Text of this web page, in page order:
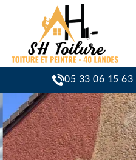
05 33 06 15 63